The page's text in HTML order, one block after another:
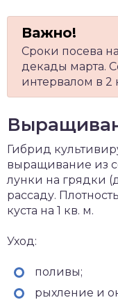
Сроки посева
декады марта.
интервалом в 2
Гибрид
выращивание из
лунки на грядки
рассаду.
куста на 1 кв. м.
Уход:
поливы;
рыхление и